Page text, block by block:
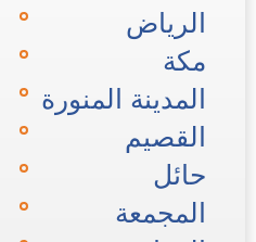
الرياض
مكة
المدينة المنورة
القصيم
حائل
المجمعة